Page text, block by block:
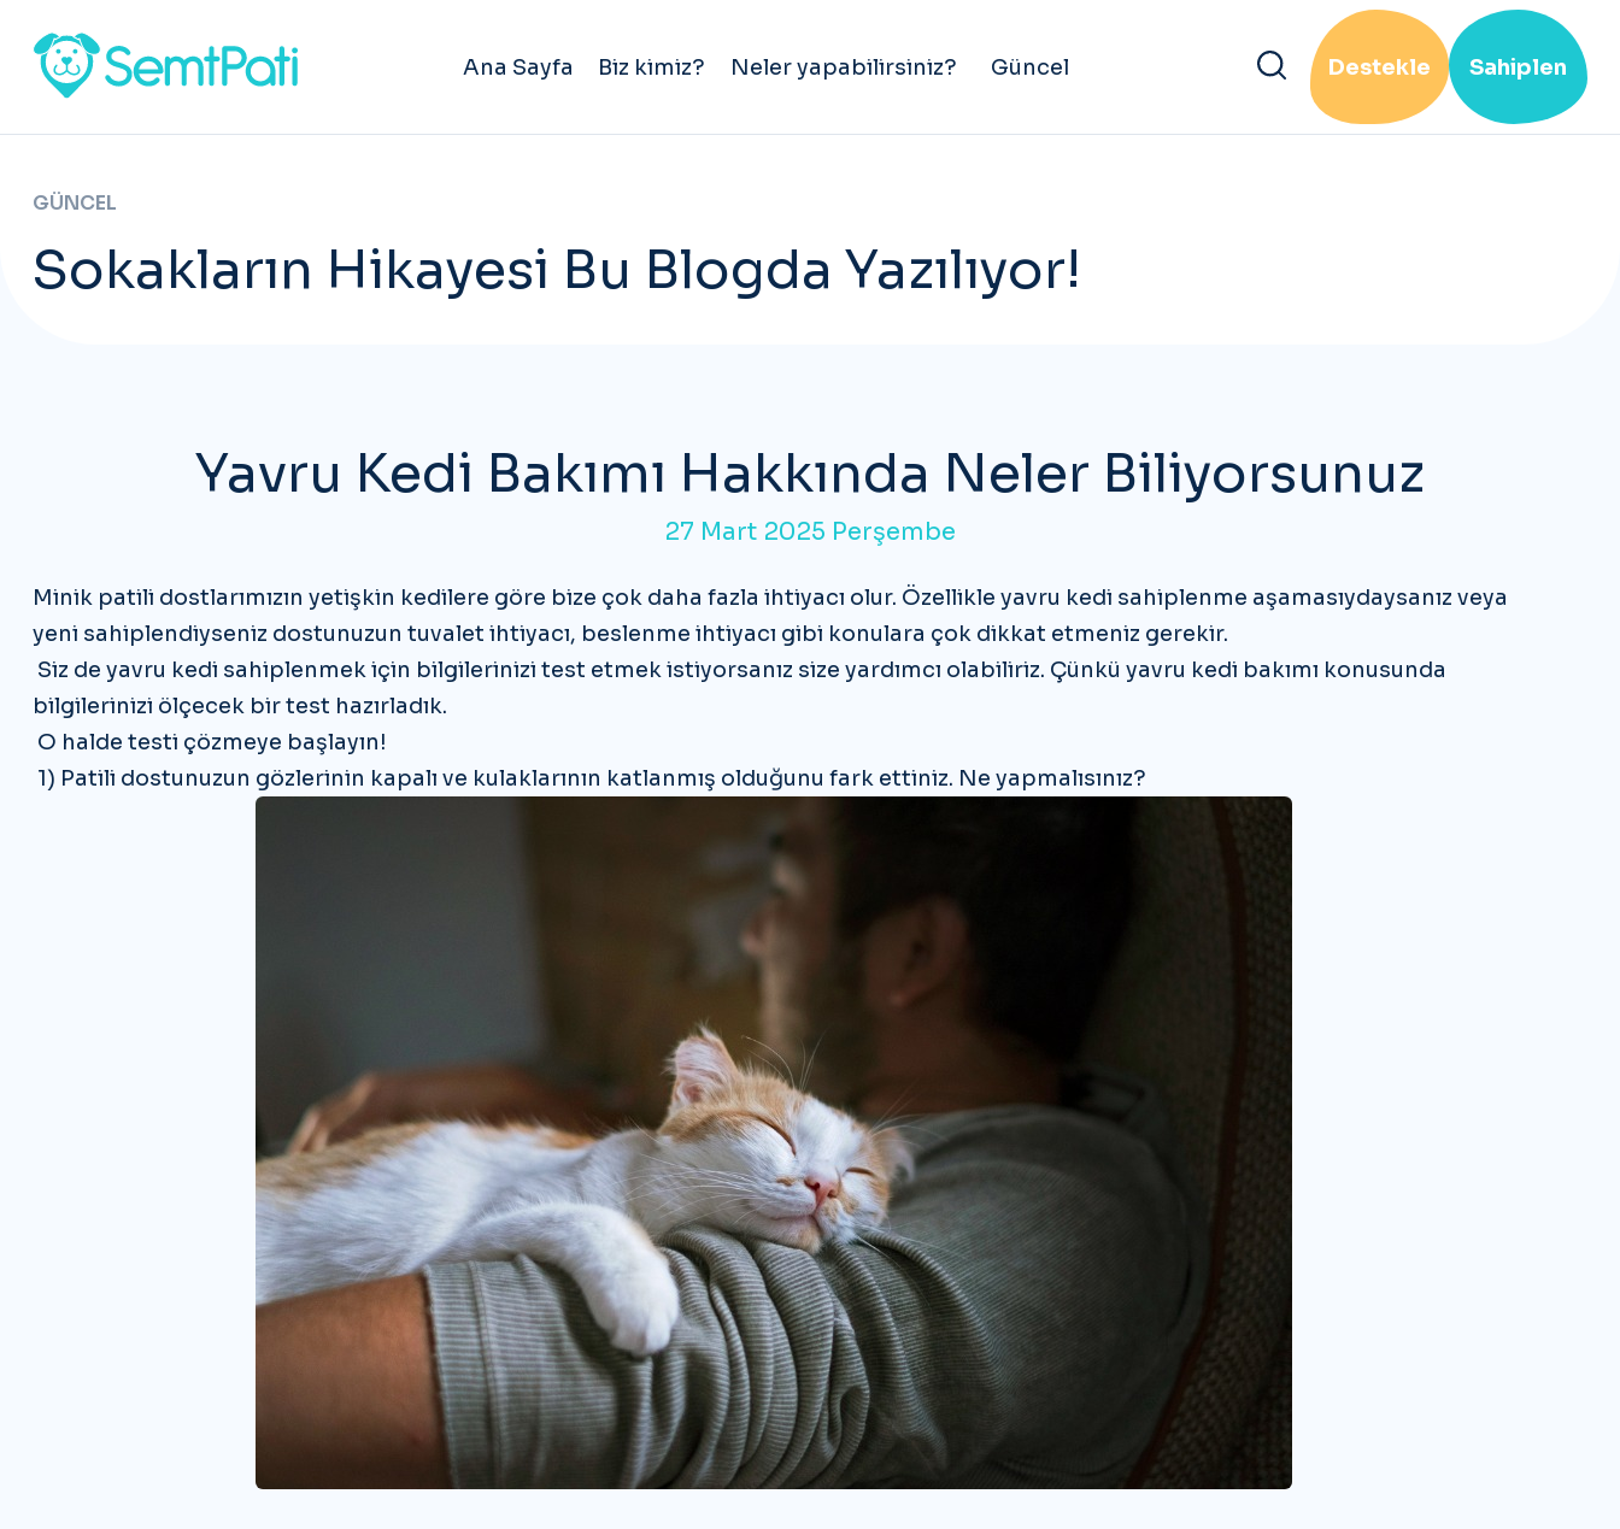
Ana Sayfa Biz kimiz? Neler yapabilirsiniz? Güncel Destekle Sahiplen
GÜNCEL
Sokakların Hikayesi Bu Blogda Yazılıyor!
Yavru Kedi Bakımı Hakkında Neler Biliyorsunuz
27 Mart 2025 Perşembe
Minik patili dostlarımızın yetişkin kedilere göre bize çok daha fazla ihtiyacı olur. Özellikle yavru kedi sahiplenme aşamasıydaysanız veya
yeni sahiplendiyseniz dostunuzun tuvalet ihtiyacı, beslenme ihtiyacı gibi konulara çok dikkat etmeniz gerekir.
Siz de yavru kedi sahiplenmek için bilgilerinizi test etmek istiyorsanız size yardımcı olabiliriz. Çünkü yavru kedi bakımı konusunda
bilgilerinizi ölçecek bir test hazırladık.
O halde testi çözmeye başlayın!
1) Patili dostunuzun gözlerinin kapalı ve kulaklarının katlanmış olduğunu fark ettiniz. Ne yapmalısınız?